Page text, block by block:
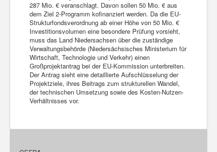
287 Mio. € veranschlagt. Davon sollen 50 Mio. € aus
dem Ziel 2-Programm kofinanziert werden. Da die EU-
Strukturfondsverordnung ab einer Höhe von 50 Mio. €
Investitionsvolumen eine besondere Prüfung vorsieht,
muss das Land Niedersachsen über die zuständige
Verwaltungsbehörde (Niedersächsisches Ministerium für
Wirtschaft, Technologie und Verkehr) einen
Großprojektantrag bei der EU-Kommission unterbreiten.
Der Antrag sieht eine detaillierte Aufschlüsselung der
Projektziele, ihres Beitrags zum strukturellen Wandel,
der technischen Umsetzung sowie des Kosten-Nutzen-
Verhältnisses vor.